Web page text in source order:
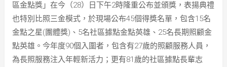
區金點獎」在今（28）日下午2時隆重公布並頒獎，表揚典禮
也特別比照三金模式，於現場公布45個得獎名單，包含15名
金點之星(團體獎)、5名社區據點金點英雄、25名長期照顧金
點英雄。今年度90個入圍者，包含有27歲的照顧服務人員，
為長照服務注入年輕新活力；更有81歲的社區據點長輩志